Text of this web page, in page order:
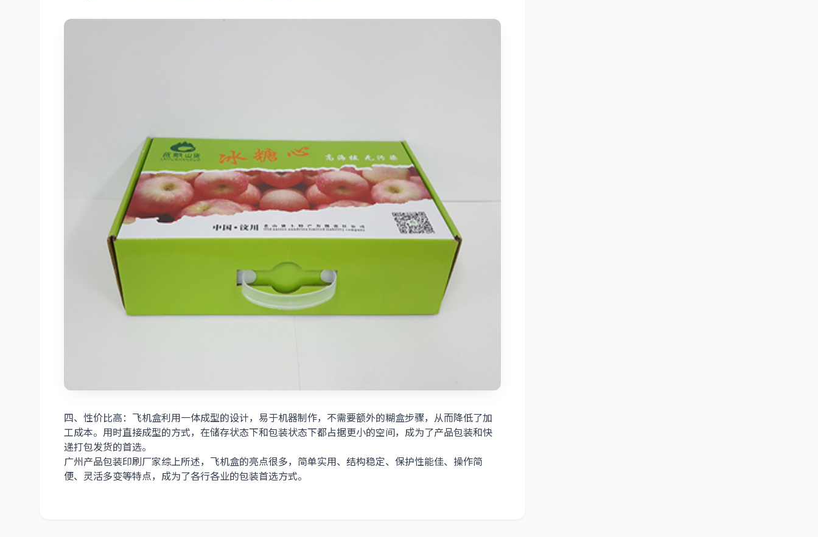
四、性价比高：飞机盒利用一体成型的设计，易于机器制作，不需要额外的糊盒步骤，从而降低了加
工成本。用时直接成型的方式，在储存状态下和包装状态下都占据更小的空间，成为了产品包装和快
递打包发货的首选。
广州产品包装印刷厂家综上所述，飞机盒的亮点很多，简单实用、结构稳定、保护性能佳、操作简
便、灵活多变等特点，成为了各行各业的包装首选方式。